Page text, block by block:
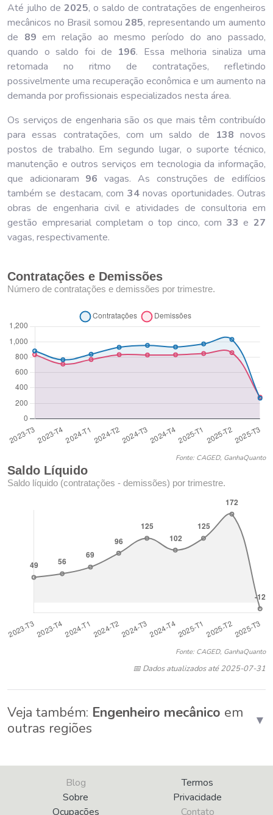
Até julho de 2025, o saldo de contratações de engenheiros
mecânicos no Brasil somou285, representando um aumento
de 89 em relação ao mesmo período do ano passado,
quando o saldo foi de 196. Essa melhoria sinaliza uma
retomada no ritmo de contratações, refletindo
possivelmente uma recuperação econômica e um aumento na
demanda por profissionais especializados nesta área.
Os serviços de engenharia são os que mais têm contribuído
para essas contratações, com um saldo de 138 novos
postos de trabalho. Em segundo lugar, o suporte técnico,
manutenção e outros serviços em tecnologia da informação,
que adicionaram 96 vagas. As construções de edifícios
também se destacam, com 34novas oportunidades. Outras
obras de engenharia civil e atividades de consultoria em
gestão empresarial completam o top cinco, com 33 e27
vagas, respectivamente.
Contratações e Demissões
Número de contratações e demissões por trimestre.
Fonte: CAGED, GanhaQuanto
Saldo Líquido
Saldo líquido (contratações - demissões) por trimestre.
Fonte: CAGED, GanhaQuanto
📅 Dados atualizados até 2025-07-31
Veja também: Engenheiro mecânico em
outras regiões
▼
Blog
Sobre
Ocupações
Termos
Privacidade
Contato